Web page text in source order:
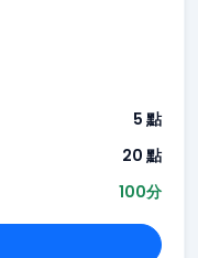
5 點
20 點
100分